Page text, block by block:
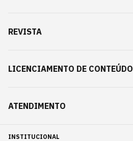
REVISTA
LICENCIAMENTO DE CONTEÚDO
ATENDIMENTO
INSTITUCIONAL